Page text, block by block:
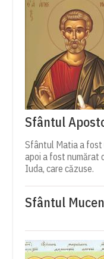
Sfântul
Sfântul Matia a fost
apoi a fost numărat
Iuda, care căzuse.
Sfântul